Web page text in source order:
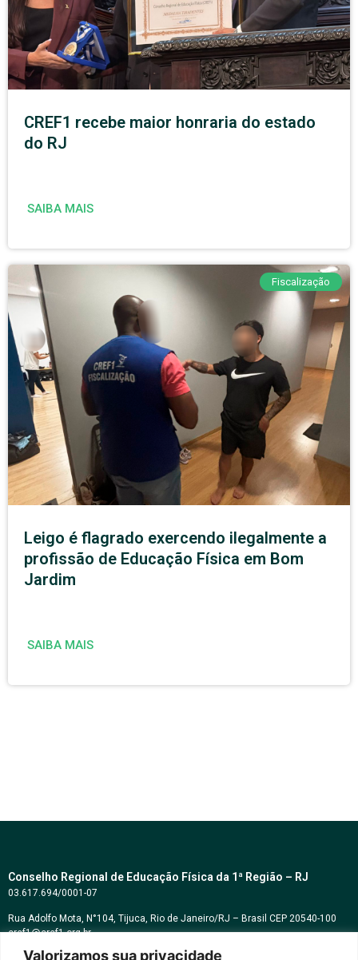
Valorizamos sua privacidade
CREF1 recebe maior honraria do estado
do RJ
SAIBA MAIS
Fiscalização
Leigo é flagrado exercendo ilegalmente a
profissão de Educação Física em Bom
Jardim
SAIBA MAIS
Conselho Regional de Educação Física da 1ª Região – RJ
03.617.694/0001-07
Rua Adolfo Mota, N°104, Tijuca, Rio de Janeiro/RJ – Brasil CEP 20540-100
cref1@cref1.org.br